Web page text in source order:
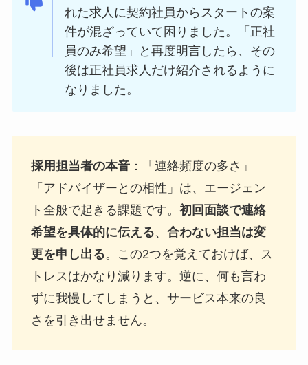
れた求人に契約社員からスタートの案
件が混ざっていて困りました。「正社
員のみ希望」と再度明言したら、その
後は正社員求人だけ紹介されるように
なりました。
採用担当者の本音：「連絡頻度の多さ」
「アドバイザーとの相性」は、エージェン
ト全般で起きる課題です。 初回面談で連絡
希望を具体的に伝える、 合わない担当は変
更を申し出る。この2つを覚えておけば、ス
トレスはかなり減ります。逆に、何も言わ
ずに我慢してしまうと、サービス本来の良
さを引き出せません。